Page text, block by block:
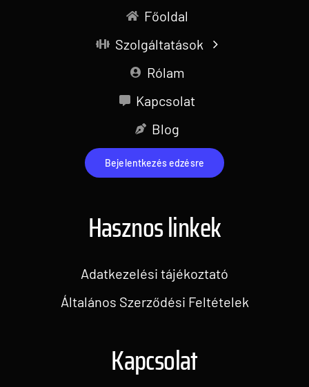
Főoldal
Szolgáltatások
Rólam
Kapcsolat
Blog
Bejelentkezés edzésre
Hasznos linkek
Adatkezelési tájékoztató
Általános Szerződési Feltételek
Kapcsolat